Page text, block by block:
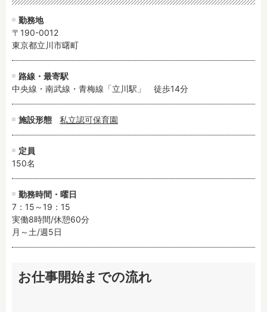
勤務地
〒190-0012
東京都立川市曙町
路線・最寄駅
中央線・南武線・青梅線「立川駅」　徒歩14分
施設形態 私立認可保育園
定員
150名
勤務時間・曜日
7：15～19：15
実働8時間/休憩60分
月～土/週5日
お仕事開始までの流れ